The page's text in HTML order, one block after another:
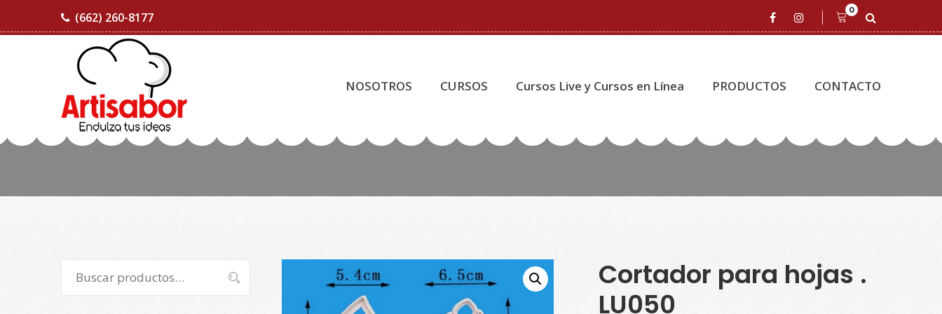
(662) 260-8177 0
NOSOTROS CURSOS Cursos Live y Cursos en Línea PRODUCTOS CONTACTO
Cortador para hojas .
LU050
por:
Buscar